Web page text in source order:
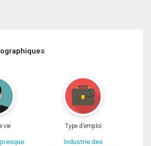
vie Type d'emploi
Industrie des